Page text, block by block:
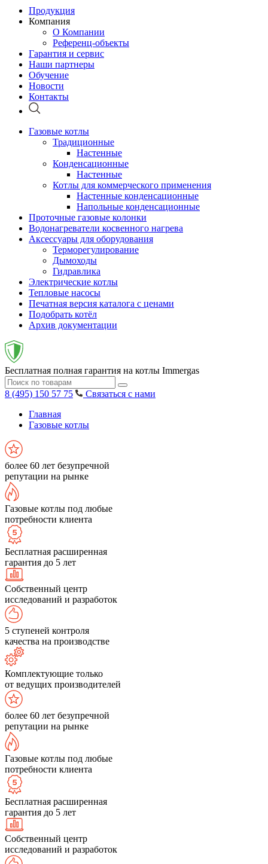
Продукция
Компания
О Компании
Референц-объекты
Гарантия и сервис
Наши партнеры
Обучение
Новости
Контакты
Газовые котлы
Традиционные
Настенные
Конденсационные
Настенные
Котлы для коммерческого применения
Настенные конденсационные
Напольные конденсационные
Проточные газовые колонки
Водонагреватели косвенного нагрева
Аксессуары для оборудования
Терморегулирование
Дымоходы
Гидравлика
Электрические котлы
Тепловые насосы
Печатная версия каталога с ценами
Подобрать котёл
Архив документации
Бесплатная полная гарантия на котлы Immergas
8 (495) 150 57 75
Связаться с нами
Главная
Газовые котлы
более 60 лет безупречной
репутации на рынке
Газовые котлы под любые
потребности клиента
Бесплатная расширенная
гарантия до 5 лет
Собственный центр
исследований и разработок
5 ступеней контроля
качества на производстве
Комплектующие только
от ведущих производителей
более 60 лет безупречной
репутации на рынке
Газовые котлы под любые
потребности клиента
Бесплатная расширенная
гарантия до 5 лет
Собственный центр
исследований и разработок